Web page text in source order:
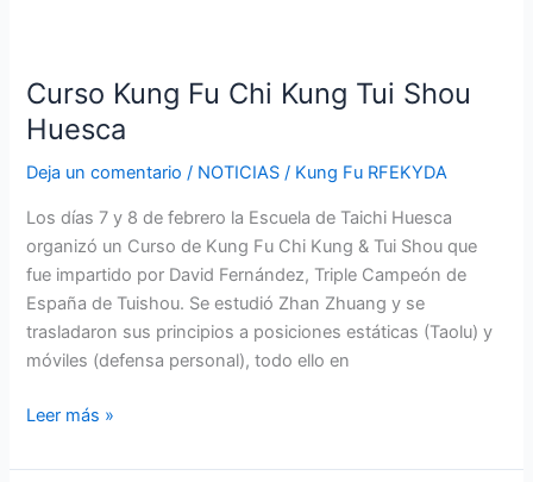
Curso Kung Fu Chi Kung Tui Shou
Huesca
Deja un comentario / NOTICIAS / Kung Fu RFEKYDA
Los días 7 y 8 de febrero la Escuela de Taichi Huesca
organizó un Curso de Kung Fu Chi Kung & Tui Shou que
fue impartido por David Fernández, Triple Campeón de
España de Tuishou. Se estudió Zhan Zhuang y se
trasladaron sus principios a posiciones estáticas (Taolu) y
móviles (defensa personal), todo ello en
Fu
Chi
Tui
Shou
Huesca
Leer más »